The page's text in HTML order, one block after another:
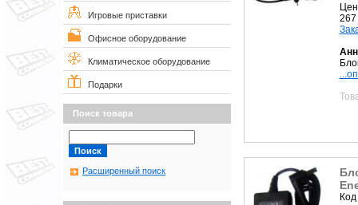
Игровые приставки
Офисное оборудование
Климатическое оборудование
Подарки
Поиск товара
Расширенный поиск